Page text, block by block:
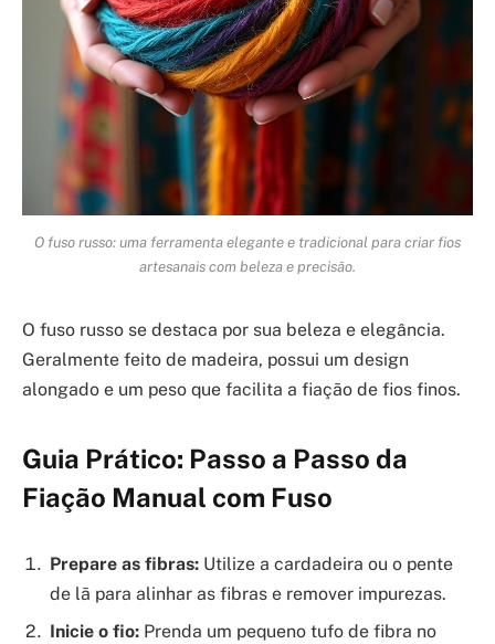
O fuso russo: uma ferramenta elegante e tradicional para criar fios
artesanais com beleza e precisão.
O fuso russo se destaca por sua beleza e elegância.
Geralmente feito de madeira, possui um design
alongado e um peso que facilita a fiação de fios finos.
Guia Prático: Passo a Passo da
Fiação Manual com Fuso
Prepare as fibras: Utilize a cardadeira ou o pente
de lã para alinhar as fibras e remover impurezas.
Inicie o fio: Prenda um pequeno tufo de fibra no